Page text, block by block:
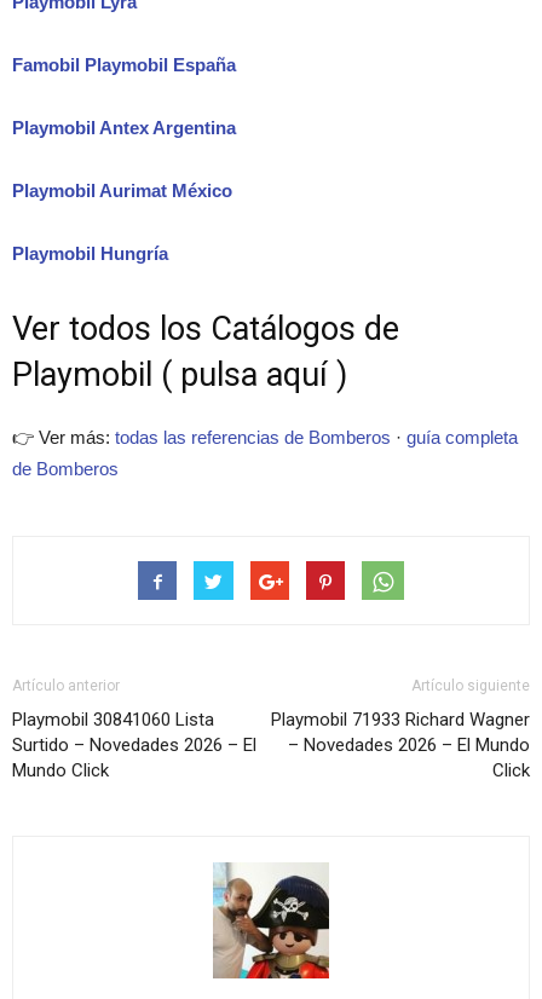
Famobil Playmobil España
Playmobil Antex Argentina
Playmobil Aurimat México
Playmobil Hungría
Ver todos los Catálogos de
Playmobil ( pulsa aquí )
👉 Ver más: todas las referencias de Bomberos · guía completa
de Bomberos
Artículo anterior
Playmobil 30841060 Lista
Surtido – Novedades 2026 – El
Mundo Click
Artículo siguiente
Playmobil 71933 Richard Wagner
– Novedades 2026 – El Mundo
Click